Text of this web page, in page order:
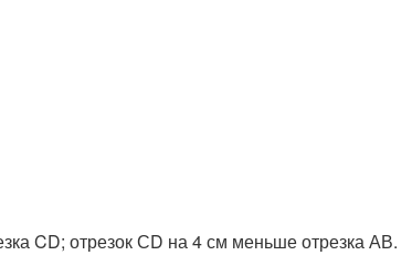
CD; отрезок СD на 4 см меньше отрезка АВ.